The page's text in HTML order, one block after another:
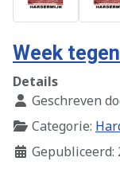
Week
Details
Geschreven
Categorie:
Gepubliceerd: